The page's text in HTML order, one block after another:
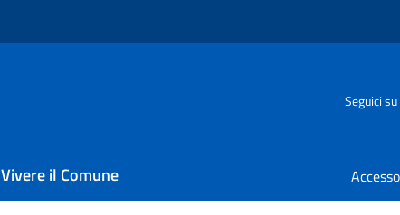
Seguici su
Vivere il Comune